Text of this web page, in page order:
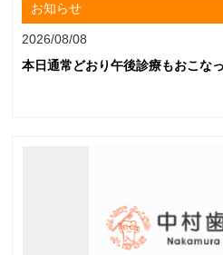
お知らせ
2026/08/08
本日通常どおり午後診療もおこな